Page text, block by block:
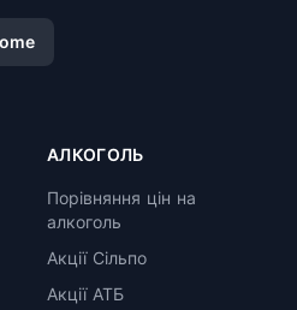
АЛКОГОЛЬ
Порівняння цін на
алкоголь
Акції Сільпо
Акції АТБ